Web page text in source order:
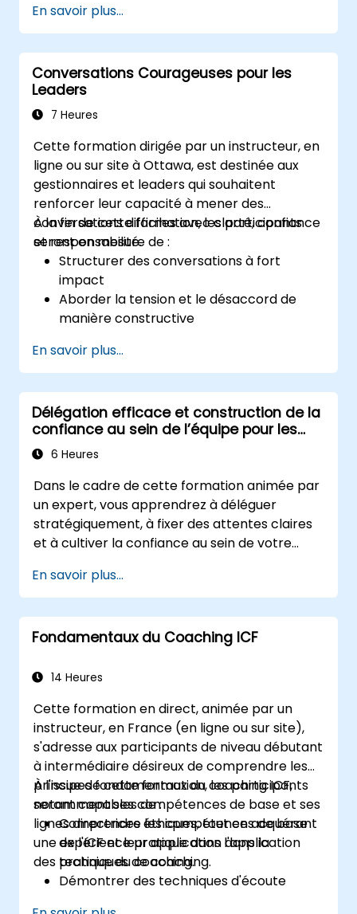
Établir la reddition de comptes et les
déclencheurs d'escalade.
Construire des accords d'équipe et un
plan d'adoption sur 30 jours.
En savoir plus...
Conversations Courageuses pour les
Leaders
7 Heures
Cette formation dirigée par un instructeur, en
ligne ou sur site à Ottawa, est destinée aux
gestionnaires et leaders qui souhaitent
renforcer leur capacité à mener des
conversations difficiles avec clarté, confiance
et responsabilité.
À la fin de cette formation, les participants
seront en mesure de :
Structurer des conversations à fort
impact
Aborder la tension et le désaccord de
manière constructive
responsabilité au sein de l’équipe
Diriger avec clarté sous pression
En savoir plus...
Délégation efficace et construction de la
confiance au sein de l’équipe pour les
managers de niveau intermédiaire
6 Heures
Dans le cadre de cette formation animée par
un expert, vous apprendrez à déléguer
stratégiquement, à fixer des attentes claires
et à cultiver la confiance au sein de votre
intermédiaire, ce cours aborde les freins à la
délégation, les techniques pratiques de
transmission, les structures de
responsabilisation et les pratiques visant à
En savoir plus...
Fondamentaux du Coaching ICF
14 Heures
Cette formation en direct, animée par un
instructeur, en France (en ligne ou sur site),
s'adresse aux participants de niveau débutant
à intermédiaire désireux de comprendre les
principes fondamentaux du coaching ICF,
notamment ses compétences de base et ses
lignes directrices éthiques, tout en acquérant
une expérience pratique dans l'application
des techniques de coaching.
À l'issue de cette formation, les participants
seront capables de :
Comprendre les compétences de base
de l'ICF et leur application dans la
pratique du coaching.
Démontrer des techniques d'écoute